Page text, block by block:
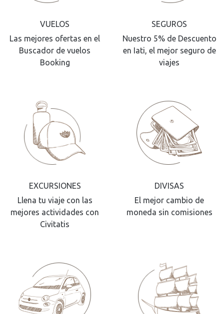
VUELOS
Las mejores ofertas en el
Buscador de vuelos
Booking
SEGUROS
Nuestro 5% de Descuento
en Iati, el mejor seguro de
viajes
EXCURSIONES
Llena tu viaje con las
mejores actividades con
Civitatis
DIVISAS
El mejor cambio de
moneda sin comisiones